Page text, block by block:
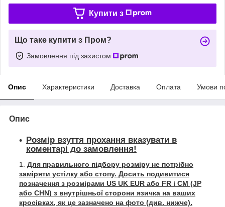
Купити з
Що таке купити з Пром?
Замовлення під захистом
Опис Характеристики Доставка Оплата Умови
Опис
Розмір взуття прохання вказувати в
коментарі до замовлення!
Для правильного підбору розміру не потрібно
заміряти устілку або стопу. Досить подивитися
позначення з розмірами US UK EUR або FR і СМ (JP
або CHN) з внутрішньої сторони язичка на ваших
кросівках, як це зазначено на фото (див. нижче).